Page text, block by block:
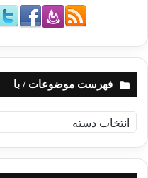
فهرست موضوعات / با
ه
ر